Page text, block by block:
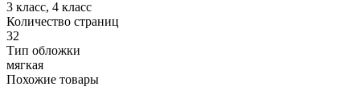
3 класс, 4 класс
Количество страниц
32
Тип обложки
мягкая
Похожие товары